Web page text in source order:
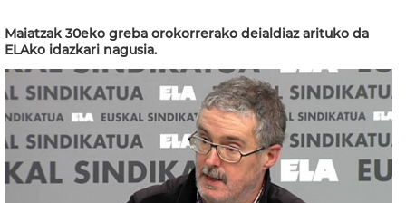
Maiatzak 30eko greba orokorrerako deialdiaz arituko da
ELAko idazkari nagusia.